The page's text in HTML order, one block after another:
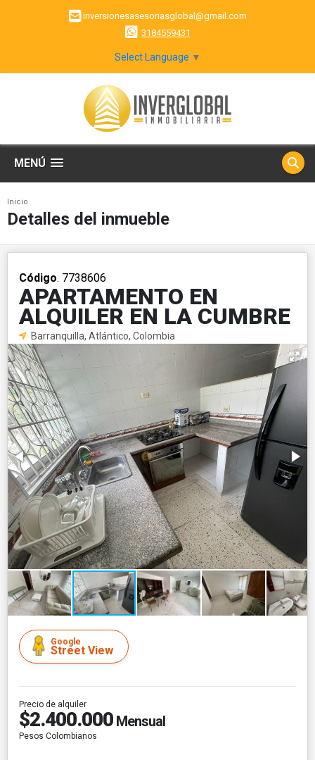
inversionesasesoriasglobal@gmail.com
3184559431
Select Language ▼
MENÚ
Inicio
Detalles del inmueble
Código. 7738606
APARTAMENTO EN
ALQUILER EN LA CUMBRE
Barranquilla, Atlántico, Colombia
Google
Street View
Precio de alquiler
$2.400.000 Mensual
Pesos Colombianos